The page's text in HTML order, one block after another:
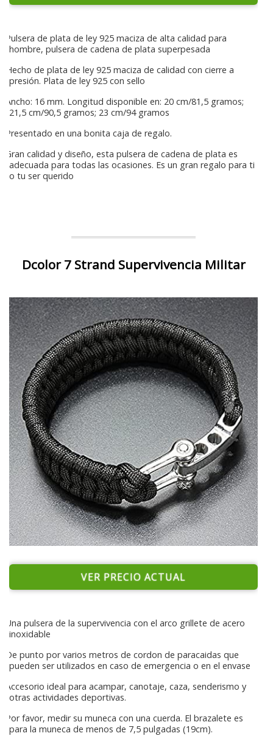
Pulsera de plata de ley 925 maciza de alta calidad para
hombre, pulsera de cadena de plata superpesada
Hecho de plata de ley 925 maciza de calidad con cierre a
presión. Plata de ley 925 con sello
Ancho: 16 mm. Longitud disponible en: 20 cm/81,5 gramos;
21,5 cm/90,5 gramos; 23 cm/94 gramos
Presentado en una bonita caja de regalo.
Gran calidad y diseño, esta pulsera de cadena de plata es
adecuada para todas las ocasiones. Es un gran regalo para ti
o tu ser querido
Dcolor 7 Strand Supervivencia Militar
VER PRECIO ACTUAL
Una pulsera de la supervivencia con el arco grillete de acero
inoxidable
De punto por varios metros de cordon de paracaidas que
pueden ser utilizados en caso de emergencia o en el envase
Accesorio ideal para acampar, canotaje, caza, senderismo y
otras actividades deportivas.
Por favor, medir su muneca con una cuerda. El brazalete es
para la muneca de menos de 7,5 pulgadas (19cm).